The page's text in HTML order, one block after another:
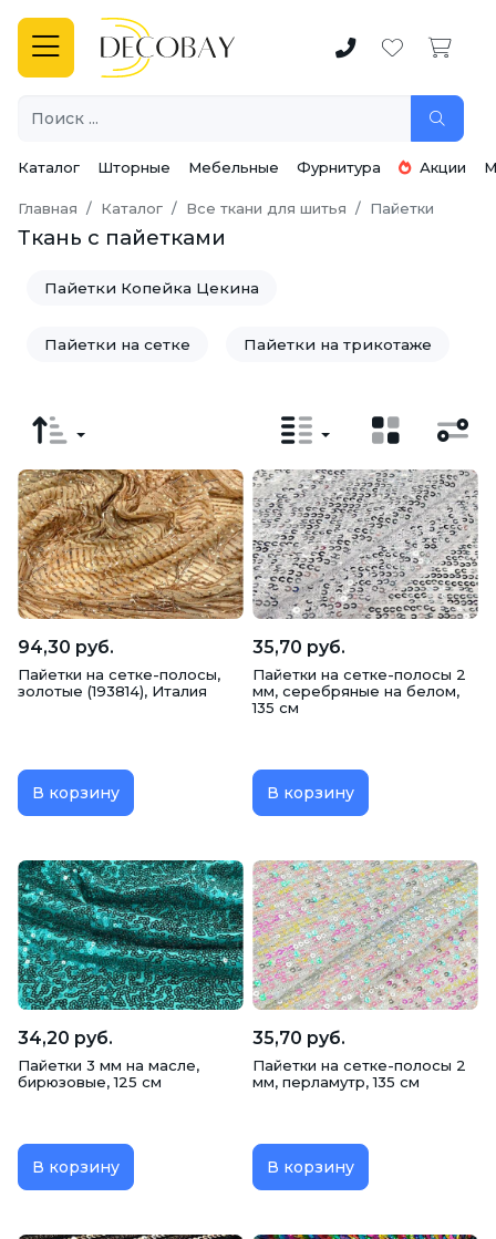
Каталог Шторные Мебельные Фурнитура Акции
Главная Каталог Все ткани для шитья Пайетки
Ткань с пайетками
Пайетки Копейка Цекина
Пайетки на сетке Пайетки на трикотаже
94,30 руб.
Пайетки на сетке-полосы,
золотые (193814), Италия
В корзину
35,70 руб.
Пайетки на сетке-полосы 2
мм, серебряные на белом,
135 см
В корзину
34,20 руб.
Пайетки 3 мм на масле,
бирюзовые, 125 см
В корзину
35,70 руб.
Пайетки на сетке-полосы 2
мм, перламутр, 135 см
В корзину